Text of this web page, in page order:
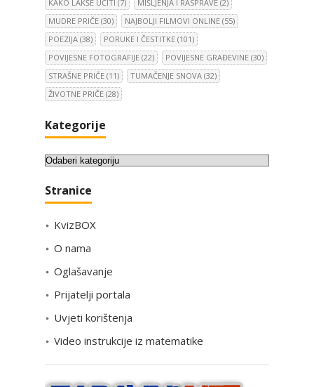
KAKO LAKŠE UČITI (7) MIŠLJENJA I RASPRAVE (2)
MUDRE PRIČE (30) NAJBOLJI FILMOVI ONLINE (55)
POEZIJA (38) PORUKE I ČESTITKE (101)
POVIJESNE FOTOGRAFIJE (22) POVIJESNE GRAĐEVINE (30)
STRAŠNE PRIČE (11) TUMAČENJE SNOVA (32)
ŽIVOTNE PRIČE (28)
Kategorije
K
t
g
i
j
Stranice
KvizBOX
O nama
Oglašavanje
Prijatelji portala
Uvjeti korištenja
Video instrukcije iz matematike